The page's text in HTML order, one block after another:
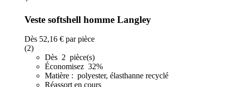
Veste softshell homme Langley
Dès 52,16 € par pièce
(2)
Dès 2 pièce(s)
Économisez 32%
Matière : polyester, élasthanne recyclé
Réassort en cours